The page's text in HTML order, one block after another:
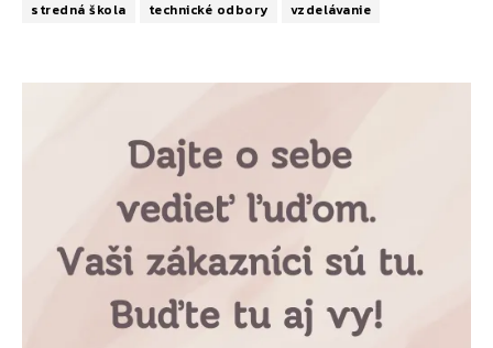
stredná škola
technické odbory vzdelávanie